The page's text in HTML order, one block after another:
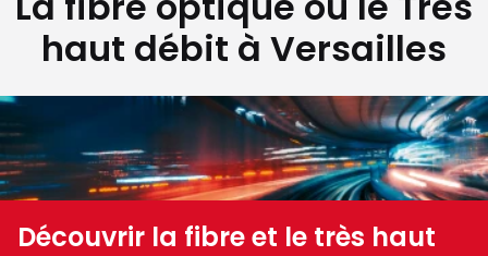
haut débit à Versailles
Découvrir la fibre et le très haut